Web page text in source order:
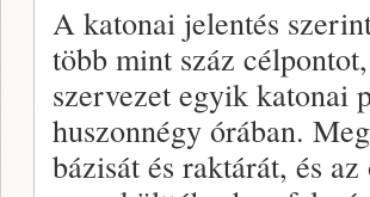
A katonai jelentés
több mint száz
szervezet egyik katonai
huszonnégy órában.
bázisát és raktárát, és